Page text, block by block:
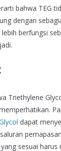
bahwa TEG
dengan
berfungsi
Triethylene
dapat
sesuai